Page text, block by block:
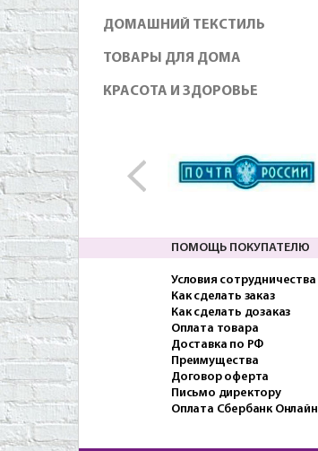
ДОМАШНИЙ ТЕКСТИЛЬ
ТОВАРЫ ДЛЯ ДОМА
КРАСОТА И ЗДОРОВЬЕ
ПОМОЩЬ ПОКУПАТЕЛЮ
Условия сотрудничества
Как сделать заказ
Как сделать дозаказ
Оплата товара
Доставка по РФ
Преимущества
Договор оферта
Письмо директору
Оплата Сбербанк Онлайн